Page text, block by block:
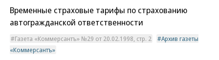
Временные страховые тарифы по страхованию
автогражданской ответственности
Газета «Коммерсантъ» №29 от 20.02.1998, стр. 2
Архив газеты
«Коммерсантъ»